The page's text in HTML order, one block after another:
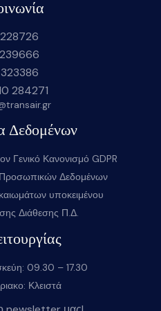
284271
Δεδομένων
Γενικό Κανονισμό GDPR
Προσωπικών Δεδομένων
υποκειμένου
Διάθεσης Π.Δ.
09.30 – 17.30
Κλειστά